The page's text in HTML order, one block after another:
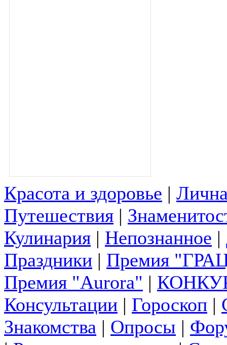
Красота и здоровье |
Путешествия |
Кулинария | Непознанное |
Праздники | Премия
Премия "Aurora" |
Консультации | Гороскоп |
Знакомства | Опросы |